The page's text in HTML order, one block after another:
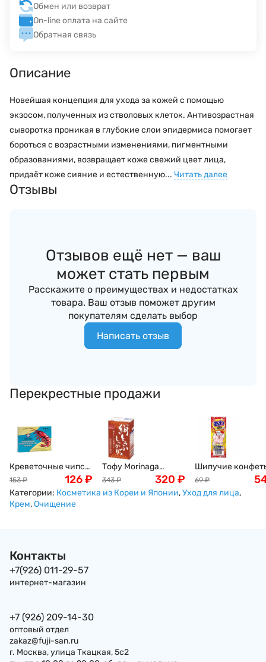
Обмен или возврат
On-line оплата на сайте
Обратная связь
Описание
Новейшая концепция для ухода за кожей с помощью
экзосом, полученных из стволовых клеток. Антивозрастная
сыворотка проникая в глубокие слои эпидермиса помогает
бороться с возрастными изменениями, пигментными
образованиями, возвращает коже свежий цвет лица,
придаёт коже сияние и естественную... Читать далее
Отзывы
Отзывов ещё нет — ваш
может стать первым
Расскажите о преимуществах и недостатках
товара. Ваш отзыв поможет другим
покупателям сделать выбор
Написать отзыв
Перекрестные продажи
Креветочные чипсы
Ou Jiang, 227г
153 ₽ 126₽
Тофу Morinaga
твердый (соевый
творог), 250г,
Япония
343 ₽ 320 ₽
Шипучие
со вкусом колы
Bubble Candy Cola
69 ₽
Категории: Косметика из Кореи и Японии,Уход для лица,
Крем,Очищение
Контакты
+7(926) 011-29-57
интернет-магазин
+7 (926) 209-14-30
оптовый отдел
zakaz@fuji-san.ru
г. Москва, улица Ткацкая, 5с2